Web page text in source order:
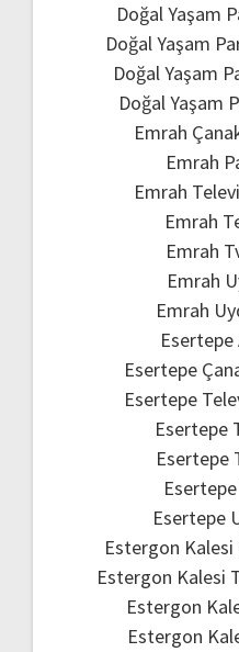
Doğal Yaşam
Doğal Yaşam
Doğal Yaşam
Doğal Yaşam
Emrah
Emrah
Emrah
Emrah
Emrah
Emrah
Emrah
Esertepe
Esertepe
Esertepe
Esertepe
Esertepe
Esertepe
Estergon Kalesi
Estergon Kalesi
Estergon
Estergon